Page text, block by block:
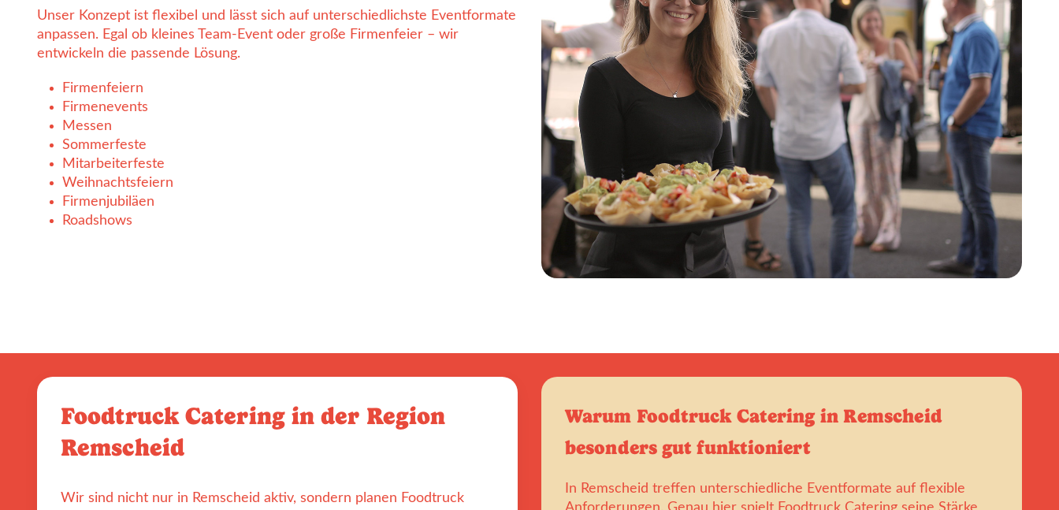
Unser Konzept ist flexibel und lässt sich auf unterschiedlichste Eventformate
anpassen. Egal ob kleines Team-Event oder große Firmenfeier – wir
entwickeln die passende Lösung.
Firmenfeiern
Firmenevents
Messen
Sommerfeste
Mitarbeiterfeste
Weihnachtsfeiern
Firmenjubiläen
Roadshows
Foodtruck Catering in der Region
Remscheid
Wir sind nicht nur in Remscheid aktiv, sondern planen Foodtruck
Warum Foodtruck Catering in Remscheid
besonders gut funktioniert
In Remscheid treffen unterschiedliche Eventformate auf flexible